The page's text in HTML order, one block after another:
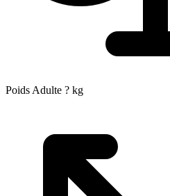
Poids Adulte ? kg